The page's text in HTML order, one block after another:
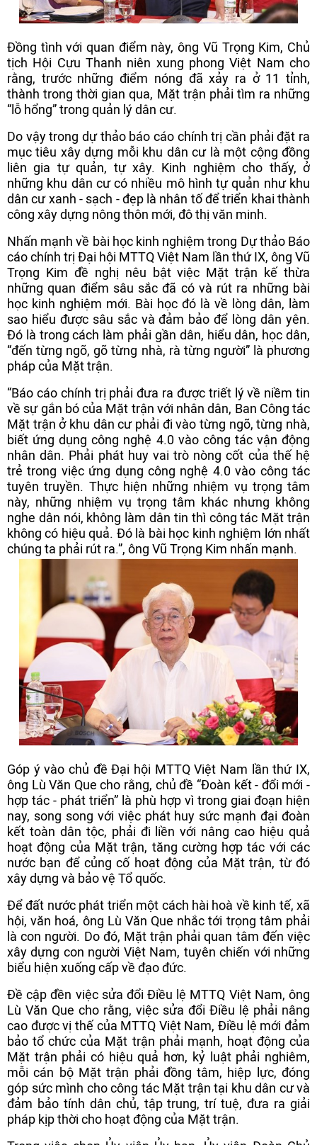
Đồng tình với quan điểm này, ông Vũ Trọng Kim, Chủ
tịch Hội Cựu Thanh niên xung phong Việt Nam cho
rằng, trước những điểm nóng đã xảy ra ở 11 tỉnh,
thành trong thời gian qua, Mặt trận phải tìm ra những
“lỗ hổng” trong quản lý dân cư.
Do vậy trong dự thảo báo cáo chính trị cần phải đặt ra
mục tiêu xây dựng mỗi khu dân cư là một cộng đồng
liên gia tự quản, tự xây. Kinh nghiệm cho thấy, ở
những khu dân cư có nhiều mô hình tự quản như khu
dân cư xanh - sạch - đẹp là nhân tố để triển khai thành
công xây dựng nông thôn mới, đô thị văn minh.
Nhấn mạnh về bài học kinh nghiệm trong Dự thảo Báo
cáo chính trị Đại hội MTTQ Việt Nam lần thứ IX, ông Vũ
Trọng Kim đề nghị nêu bật việc Mặt trận kế thừa
những quan điểm sâu sắc đã có và rút ra những bài
học kinh nghiệm mới. Bài học đó là về lòng dân, làm
sao hiểu được sâu sắc và đảm bảo để lòng dân yên.
Đó là trong cách làm phải gần dân, hiểu dân, học dân,
“đến từng ngõ, gõ từng nhà, rà từng người” là phương
pháp của Mặt trận.
“Báo cáo chính trị phải đưa ra được triết lý về niềm tin
về sự gắn bó của Mặt trận với nhân dân, Ban Công tác
Mặt trận ở khu dân cư phải đi vào từng ngõ, từng nhà,
biết ứng dụng công nghệ 4.0 vào công tác vận động
nhân dân. Phải phát huy vai trò nòng cốt của thế hệ
trẻ trong việc ứng dụng công nghệ 4.0 vào công tác
tuyên truyền. Thực hiện những nhiệm vụ trọng tâm
này, những nhiệm vụ trọng tâm khác nhưng không
nghe dân nói, không làm dân tin thì công tác Mặt trận
không có hiệu quả. Đó là bài học kinh nghiệm lớn nhất
chúng ta phải rút ra.”, ông Vũ Trọng Kim nhấn mạnh.
Góp ý vào chủ đề Đại hội MTTQ Việt Nam lần thứ IX,
ông Lù Văn Que cho rằng, chủ đề “Đoàn kết - đổi mới -
hợp tác - phát triển” là phù hợp vì trong giai đoạn hiện
nay, song song với việc phát huy sức mạnh đại đoàn
kết toàn dân tộc, phải đi liền với nâng cao hiệu quả
hoạt động của Mặt trận, tăng cường hợp tác với các
nước bạn để củng cố hoạt động của Mặt trận, từ đó
xây dựng và bảo vệ Tổ quốc.
Để đất nước phát triển một cách hài hoà về kinh tế, xã
hội, văn hoá, ông Lù Văn Que nhắc tới trọng tâm phải
là con người. Do đó, Mặt trận phải quan tâm đến việc
xây dựng con người Việt Nam, tuyên chiến với những
biểu hiện xuống cấp về đạo đức.
Đề cập đền việc sửa đổi Điều lệ MTTQ Việt Nam, ông
Lù Văn Que cho rằng, việc sửa đổi Điều lệ phải nâng
cao được vị thế của MTTQ Việt Nam, Điều lệ mới đảm
bảo tổ chức của Mặt trận phải mạnh, hoạt động của
Mặt trận phải có hiệu quả hơn, kỷ luật phải nghiêm,
mỗi cán bộ Mặt trận phải đồng tâm, hiệp lực, đóng
góp sức mình cho công tác Mặt trận tại khu dân cư và
đảm bảo tính dân chủ, tập trung, trí tuệ, đưa ra giải
pháp kịp thời cho hoạt động của Mặt trận.